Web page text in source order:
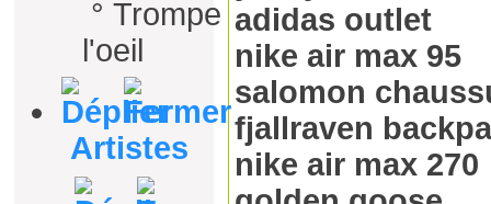
° Trompe
l'oeil
Artistes
adidas outlet
nike air max 95
salomon
fjallraven
nike air max 270